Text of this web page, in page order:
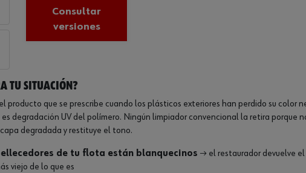
Consultar
versiones
tu situación?
producto que se prescribe cuando los plásticos exteriores han perdido su color
degradación UV del polímero. Ningún limpiador convencional la retira porque
degradada y restituye el tono.
de tu flota están blanquecinos → el restaurador devuelve
viejo de lo que es